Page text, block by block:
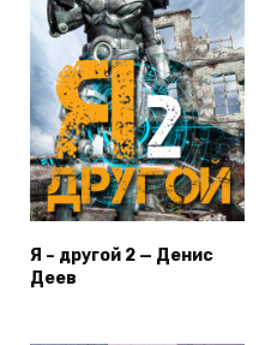
Я – другой 2 — Денис
Деев